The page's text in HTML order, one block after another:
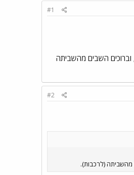
#1
וברוכים השבים מהשביתה
#2